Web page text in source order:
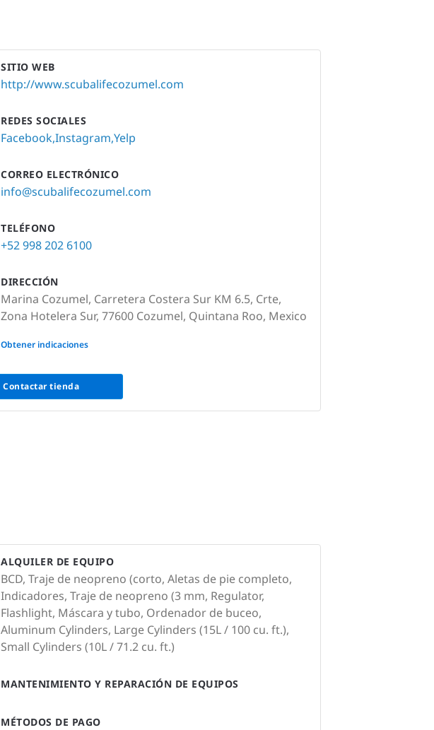
SITIO WEB
http://www.scubalifecozumel.com
REDES SOCIALES
FacebookInstagram Yelp
CORREO ELECTRÓNICO
info@scubalifecozumel.com
TELÉFONO
+52 998 202 6100
DIRECCIÓN
Marina Cozumel, Carretera Costera Sur KM 6.5, Crte,
Zona Hotelera Sur, 77600 Cozumel, Quintana Roo, Mexico
None
Obtener indicaciones
Contactar tienda
ALQUILER DE EQUIPO
BCD, Traje de neopreno (corto, Aletas de pie completo,
Indicadores, Traje de neopreno (3 mm, Regulator,
Flashlight, Máscara y tubo, Ordenador de buceo,
Aluminum Cylinders, Large Cylinders (15L / 100 cu. ft.),
Small Cylinders (10L / 71.2 cu. ft.)
MANTENIMIENTO Y REPARACIÓN DE EQUIPOS
MÉTODOS DE PAGO